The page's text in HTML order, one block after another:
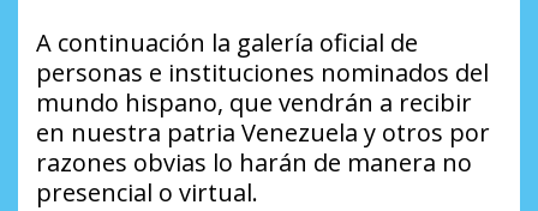
A continuación la galería oficial de
personas e instituciones nominados del
mundo hispano, que vendrán a recibir
en nuestra patria Venezuela y otros por
razones obvias lo harán de manera no
presencial o virtual.